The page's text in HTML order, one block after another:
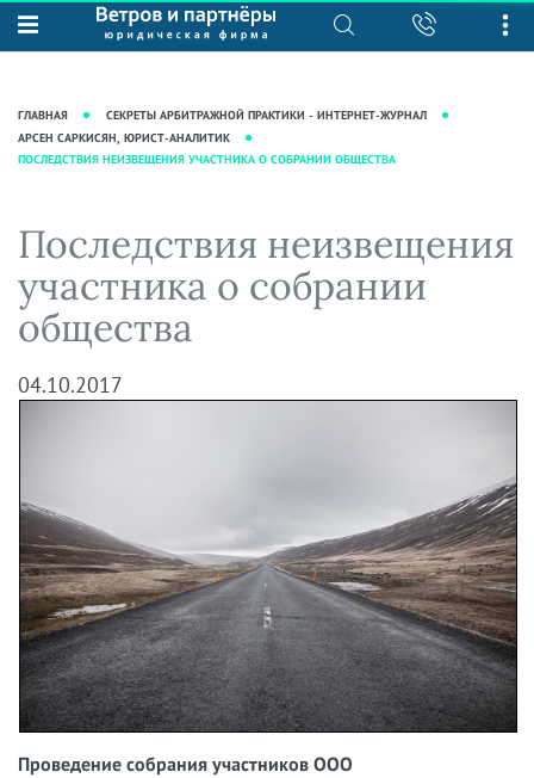
О нас
Рекомендации
фирмы
Кейсы
Вакансии
Юридические услуги
Интеллектуальная собственность
Сопровождение бизнеса
Ведение уголовных дел
Защита активов
База знаний
Журнал "Секреты арбитражной
практики"
Статьи
Аудиоподкасты
Видеоподкасты
Справочная
Вебинары и семинары
ГЛАВНАЯ
СЕКРЕТЫ АРБИТРАЖНОЙ ПРАКТИКИ - ИНТЕРНЕТ-ЖУРНАЛ
АРСЕН САРКИСЯН, ЮРИСТ-АНАЛИТИК
ПОСЛЕДСТВИЯ НЕИЗВЕЩЕНИЯ УЧАСТНИКА О СОБРАНИИ ОБЩЕСТВА
Последствия неизвещения
участника о собрании
общества
04.10.2017
Проведение собрания участников ООО